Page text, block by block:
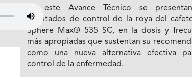
En este Avance Técnico se
resultados de control de la roya del
Sphere Max® 535 SC, en la dosis y
más apropiadas que sustentan su
como una nueva alternativa efectiva
control de la enfermedad.